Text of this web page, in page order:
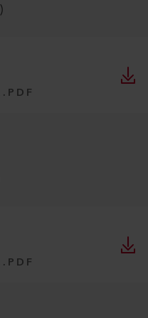
)
PDF
PDF